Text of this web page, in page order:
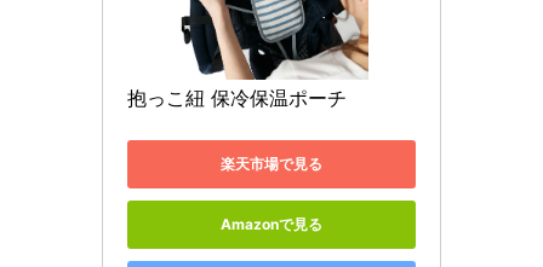
抱っこ紐 保冷保温ポーチ
楽天市場で見る
Amazonで見る